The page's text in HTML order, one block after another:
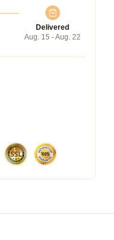
Delivered
Aug. 15 - Aug. 22